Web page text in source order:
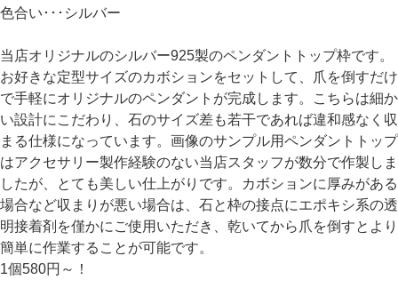
色合い･･･シルバー
当店オリジナルのシルバー925製のペンダントトップ枠です。
お好きな定型サイズのカボションをセットして、爪を倒すだけ
で手軽にオリジナルのペンダントが完成します。こちらは細か
い設計にこだわり、石のサイズ差も若干であれば違和感なく収
まる仕様になっています。画像のサンプル用ペンダントトップ
はアクセサリー製作経験のない当店スタッフが数分で作製しま
したが、とても美しい仕上がりです。カボションに厚みがある
場合など収まりが悪い場合は、石と枠の接点にエポキシ系の透
明接着剤を僅かにご使用いただき、乾いてから爪を倒すとより
簡単に作業することが可能です。
1個580円～！